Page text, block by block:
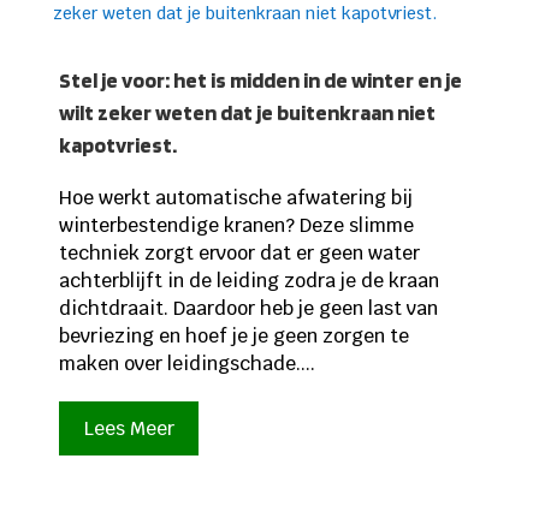
Stel je voor: het is midden in de winter en je
wilt zeker weten dat je buitenkraan niet
kapotvriest.
Hoe werkt automatische afwatering bij
winterbestendige kranen? Deze slimme
techniek zorgt ervoor dat er geen water
achterblijft in de leiding zodra je de kraan
dichtdraait. Daardoor heb je geen last van
bevriezing en hoef je je geen zorgen te
maken over leidingschade....
Lees Meer